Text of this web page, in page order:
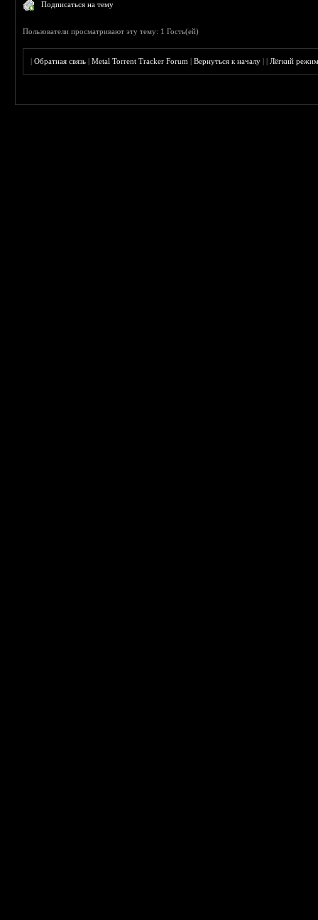
Подписаться на тему
Пользователи просматривают эту тему: 1 Гость(ей)
|Обратная связь |Metal Torrent Tracker Forum |Вернуться к началу ||Лёгкий